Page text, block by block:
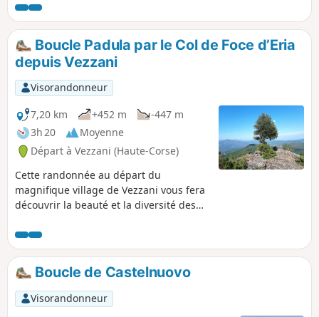
mares "i chjassi di e padule", une partie
de cette très belle forêt, ainsi que
plusieurs thématiques sur la géologie,
la faune et la flore, au travers d'un
parcours pédagogique balisé. Vous
profiterez également de plusieurs
points hauts qui vous offriront de
magnifiques points de vues. Parcours
ombragé dans sa quasi totalité, ce qui
en fait une randonnée particulièrement
agréable par temps chaud.
Boucle Padula par le Col de Foce d’Eria
depuis Vezzani
Visorandonneur
7,20 km
+452 m
-447 m
3h 20
Moyenne
Départ à Vezzani (Haute-Corse)
Cette randonnée au départ du
magnifique village de Vezzani vous fera
découvrir la beauté et la diversité des
Vous traverserez ainsi des
châtaigneraies, une magnifique forêt de
pins Lariccio. Vous profiterez de points
de vue magnifiques qui vous en
mettront plein la vue.
Boucle de Castelnuovo
Visorandonneur